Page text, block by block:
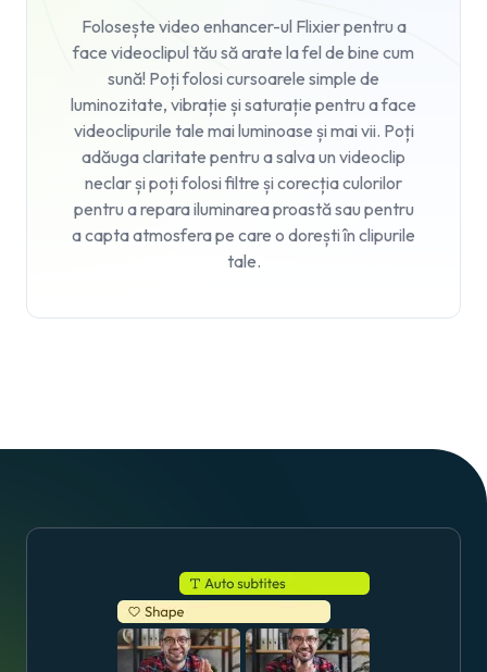
Folosește video enhancer-ul Flixier pentru a
face videoclipul tău să arate la fel de bine cum
sună! Poți folosi cursoarele simple de
luminozitate, vibrație și saturație pentru a face
videoclipurile tale mai luminoase și mai vii. Poți
adăuga claritate pentru a salva un videoclip
neclar și poți folosi filtre și corecția culorilor
pentru a repara iluminarea proastă sau pentru
a capta atmosfera pe care o dorești în clipurile
tale.